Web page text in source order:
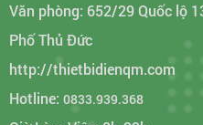
Văn phòng: 652/29 Quốc lộ
Phố Thủ Đức
http://thietbidienqm.com
Hotline: 0833.939.368